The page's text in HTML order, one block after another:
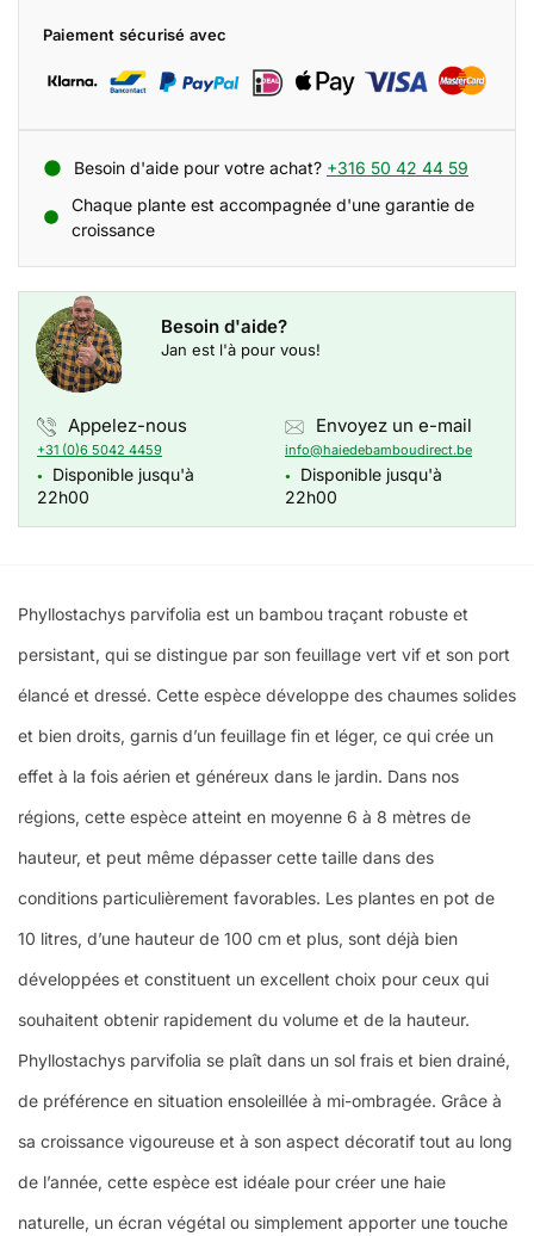
Paiement sécurisé avec
Besoin d'aide pour votre achat? +316 50 42 44 59
Chaque plante est accompagnée d'une garantie de
croissance
Besoin d'aide?
Jan est l'à pour vous!
Appelez-nous
+31 (0)6 5042 4459
●
Disponible jusqu'à
22h00
Envoyez un e-mail
info@haiedebamboudirect.be
●
Disponible jusqu'à
22h00
Phyllostachys parvifolia est un bambou traçant robuste et
persistant, qui se distingue par son feuillage vert vif et son port
élancé et dressé. Cette espèce développe des chaumes solides
et bien droits, garnis d’un feuillage fin et léger, ce qui crée un
effet à la fois aérien et généreux dans le jardin. Dans nos
régions, cette espèce atteint en moyenne 6 à 8 mètres de
hauteur, et peut même dépasser cette taille dans des
conditions particulièrement favorables. Les plantes en pot de
10 litres, d’une hauteur de 100 cm et plus, sont déjà bien
développées et constituent un excellent choix pour ceux qui
souhaitent obtenir rapidement du volume et de la hauteur.
Phyllostachys parvifolia se plaît dans un sol frais et bien drainé,
de préférence en situation ensoleillée à mi-ombragée. Grâce à
sa croissance vigoureuse et à son aspect décoratif tout au long
de l’année, cette espèce est idéale pour créer une haie
naturelle, un écran végétal ou simplement apporter une touche